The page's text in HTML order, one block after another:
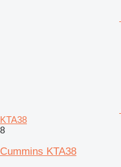
KTA38
8
Cummins KTA38